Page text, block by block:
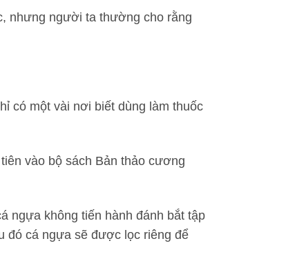
nhưng người ta thường cho rằng
có một vài nơi biết dùng làm thuốc
vào bộ sách Bản thảo cương
ngựa không tiến hành đánh bắt tập
đó cá ngựa sẽ được lọc riêng để